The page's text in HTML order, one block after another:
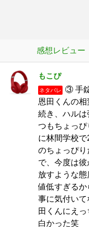
感想レビュー
もこぴ
ネタバレ
③ 手
恩田くんの
続き、ハル
つもちょっ
に林間学校
のちょっぴ
で、今度は
放すような
値低すぎる
事に気付い
田くんにえ
白かった笑